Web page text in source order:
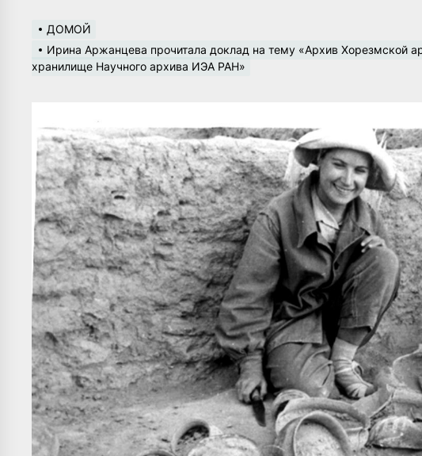
ДОМОЙ
Ирина Аржанцева прочитала доклад на тему «Архив Хорезмской
хранилище Научного архива ИЭА РАН»